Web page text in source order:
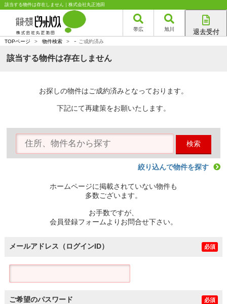
該当する物件は存在しません｜株式会社丸正池田
帯広 旭川 退去受付
TOPページ > 物件検索 > - ご成約済み
該当する物件は存在しません
お探しの物件はご成約済みとなっております。
下記にて再建策をお願いたします。
検索
絞り込んで物件を探す
ホームページに掲載されていない物件も
多数ございます。
お手数ですが、
会員登録フォームよりお問合せ下さい。
メールアドレス（ログインID） 必須
ご希望のパスワード 必須